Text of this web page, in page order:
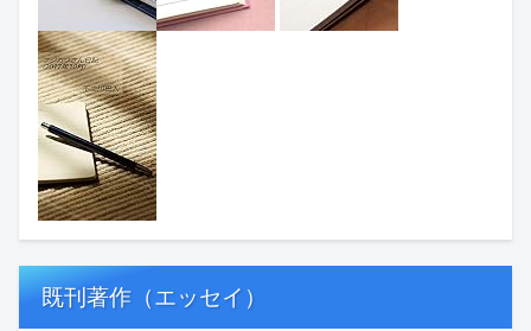
既刊著作（エッセイ）